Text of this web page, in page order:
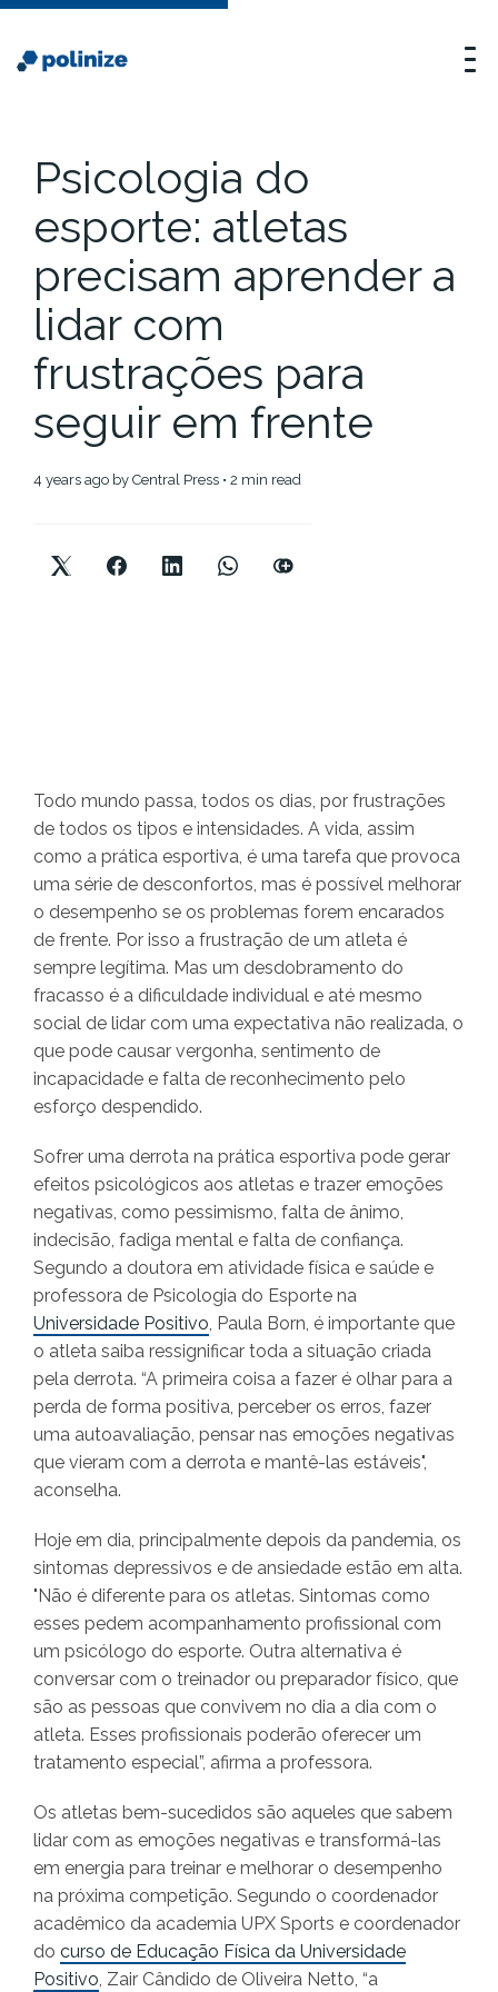
Psicologia do
esporte: atletas
precisam aprender a
lidar com
frustrações para
seguir em frente
4 years ago by Central Press • 2 min read
Todo mundo passa, todos os dias, por frustrações
de todos os tipos e intensidades. A vida, assim
como a prática esportiva, é uma tarefa que provoca
uma série de desconfortos, mas é possível melhorar
o desempenho se os problemas forem encarados
de frente. Por isso a frustração de um atleta é
sempre legítima. Mas um desdobramento do
fracasso é a dificuldade individual e até mesmo
social de lidar com uma expectativa não realizada, o
que pode causar vergonha, sentimento de
incapacidade e falta de reconhecimento pelo
esforço despendido.
Sofrer uma derrota na prática esportiva pode gerar
efeitos psicológicos aos atletas e trazer emoções
negativas, como pessimismo, falta de ânimo,
indecisão, fadiga mental e falta de confiança.
Segundo a doutora em atividade física e saúde e
professora de Psicologia do Esporte na
Universidade Positivo , Paula Born, é importante que
o atleta saiba ressignificar toda a situação criada
pela derrota. “A primeira coisa a fazer é olhar para a
perda de forma positiva, perceber os erros, fazer
uma autoavaliação, pensar nas emoções negativas
que vieram com a derrota e mantê-las estáveis",
aconselha.
Hoje em dia, principalmente depois da pandemia, os
sintomas depressivos e de ansiedade estão em alta.
"Não é diferente para os atletas. Sintomas como
esses pedem acompanhamento profissional com
um psicólogo do esporte. Outra alternativa é
conversar com o treinador ou preparador físico, que
são as pessoas que convivem no dia a dia com o
atleta. Esses profissionais poderão oferecer um
tratamento especial”, afirma a professora.
Os atletas bem-sucedidos são aqueles que sabem
lidar com as emoções negativas e transformá-las
em energia para treinar e melhorar o desempenho
na próxima competição. Segundo o coordenador
acadêmico da academia UPX Sports e coordenador
do curso de Educação Física da Universidade
Positivo , Zair Cândido de Oliveira Netto, “a